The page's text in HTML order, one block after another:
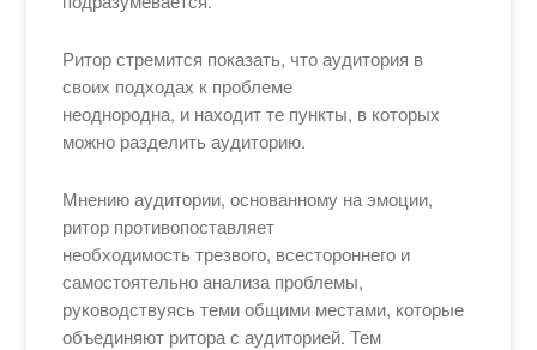
Ритор стремится показать, что аудитория в
своих подходах к проблеме
неоднородна, и находит те пункты, в которых
можно разделить аудиторию.
Мнению аудитории, основанному на эмоции,
ритор противопоставляет
необходимость трезвого, всестороннего и
самостоятельно анализа проблемы,
руководствуясь теми общими местами, которые
объединяют ритора с аудиторией. Тем